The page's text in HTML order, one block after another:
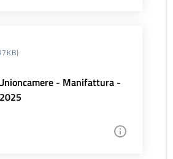
- Manifattura -